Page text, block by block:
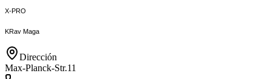
X-PRO
KRav Maga
Dirección
Max-Planck-Str.11